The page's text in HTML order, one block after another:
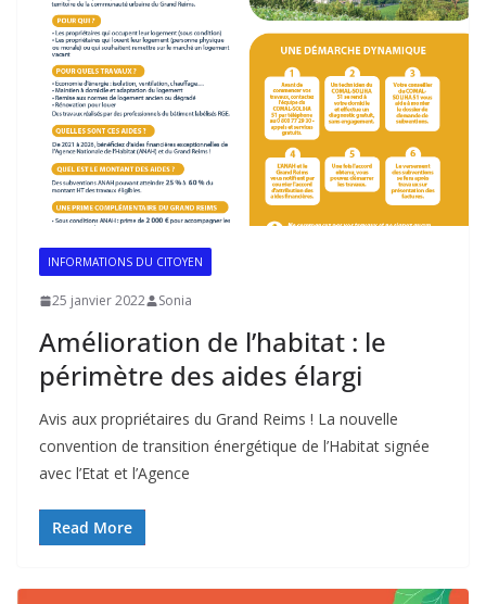
INFORMATIONS DU CITOYEN
25 janvier 2022 Sonia
Amélioration de l’habitat : le
périmètre des aides élargi
Avis aux propriétaires du Grand Reims ! La nouvelle
convention de transition énergétique de l’Habitat signée
avec l’Etat et l’Agence
Read More